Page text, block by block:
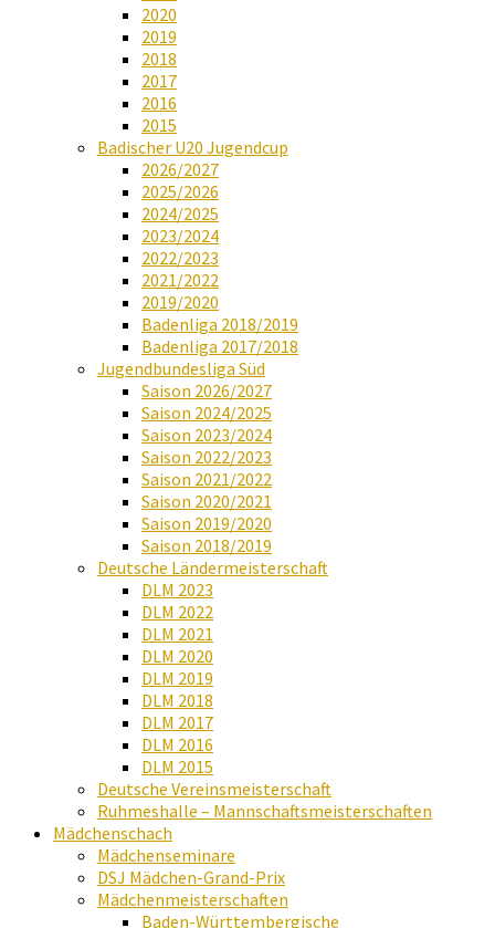
2020
2019
2018
2017
2016
2015
Badischer U20 Jugendcup
2026/2027
2025/2026
2024/2025
2023/2024
2022/2023
2021/2022
2019/2020
Badenliga 2018/2019
Badenliga 2017/2018
Jugendbundesliga Süd
Saison 2026/2027
Saison 2024/2025
Saison 2023/2024
Saison 2022/2023
Saison 2021/2022
Saison 2020/2021
Saison 2019/2020
Saison 2018/2019
Deutsche Ländermeisterschaft
DLM 2023
DLM 2022
DLM 2021
DLM 2020
DLM 2019
DLM 2018
DLM 2017
DLM 2016
DLM 2015
Deutsche Vereinsmeisterschaft
Ruhmeshalle – Mannschaftsmeisterschaften
Mädchenschach
Mädchenseminare
DSJ Mädchen-Grand-Prix
Mädchenmeisterschaften
Baden-Württembergische